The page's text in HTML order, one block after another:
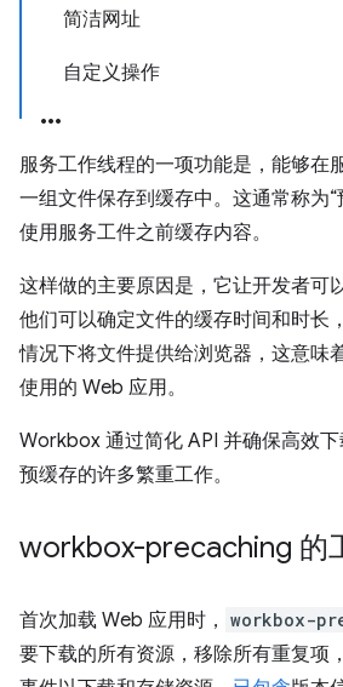
简洁网址
自定义操作
服务工作线程的一项功能是，能够在
一组文件保存到缓存中。这通常称为
使用服务工件之前缓存内容。
这样做的主要原因是，它让开发者可
他们可以确定文件的缓存时间和时长
情况下将文件提供给浏览器，这意味
使用的 Web 应用。
Workbox 通过简化 API 并确保高效
预缓存的许多繁重工作。
workbox-precaching 的
首次加载 Web 应用时， workbox-
要下载的所有资源，移除所有重复项